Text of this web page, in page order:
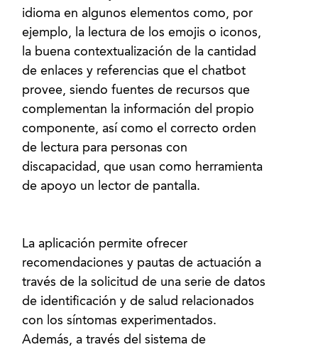
idioma en algunos elementos como, por
ejemplo, la lectura de los emojis o iconos,
la buena contextualización de la cantidad
de enlaces y referencias que el chatbot
provee, siendo fuentes de recursos que
complementan la información del propio
componente, así como el correcto orden
de lectura para personas con
discapacidad, que usan como herramienta
de apoyo un lector de pantalla.
La aplicación permite ofrecer
recomendaciones y pautas de actuación a
través de la solicitud de una serie de datos
de identificación y de salud relacionados
con los síntomas experimentados.
Además, a través del sistema de